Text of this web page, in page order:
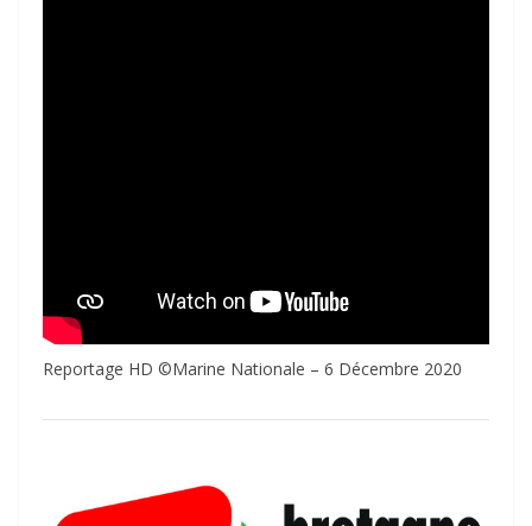
Reportage HD ©Marine Nationale – 6 Décembre 2020